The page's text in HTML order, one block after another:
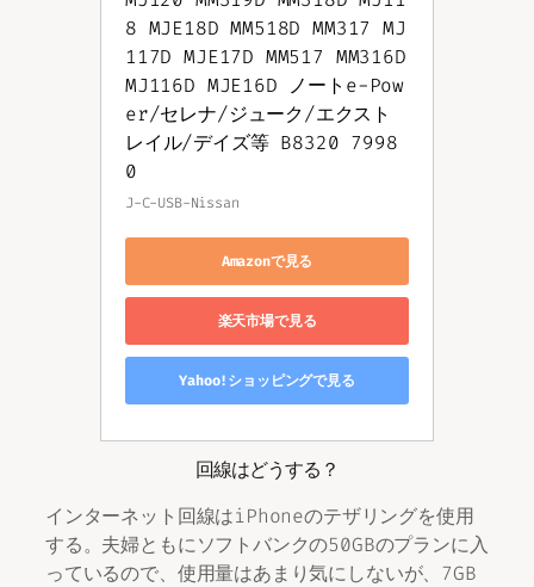
8 MJE18D MM518D MM317 MJ
117D MJE17D MM517 MM316D
MJ116D MJE16D ノートe-Pow
er/セレナ/ジューク/エクスト
レイル/デイズ等 B8320 7998
0
J-C-USB-Nissan
Amazonで見る
楽天市場で見る
Yahoo!ショッピングで見る
回線はどうする？
インターネット回線はiPhoneのテザリングを使用
する。夫婦ともにソフトバンクの50GBのプランに入
っているので、使用量はあまり気にしないが、7GB